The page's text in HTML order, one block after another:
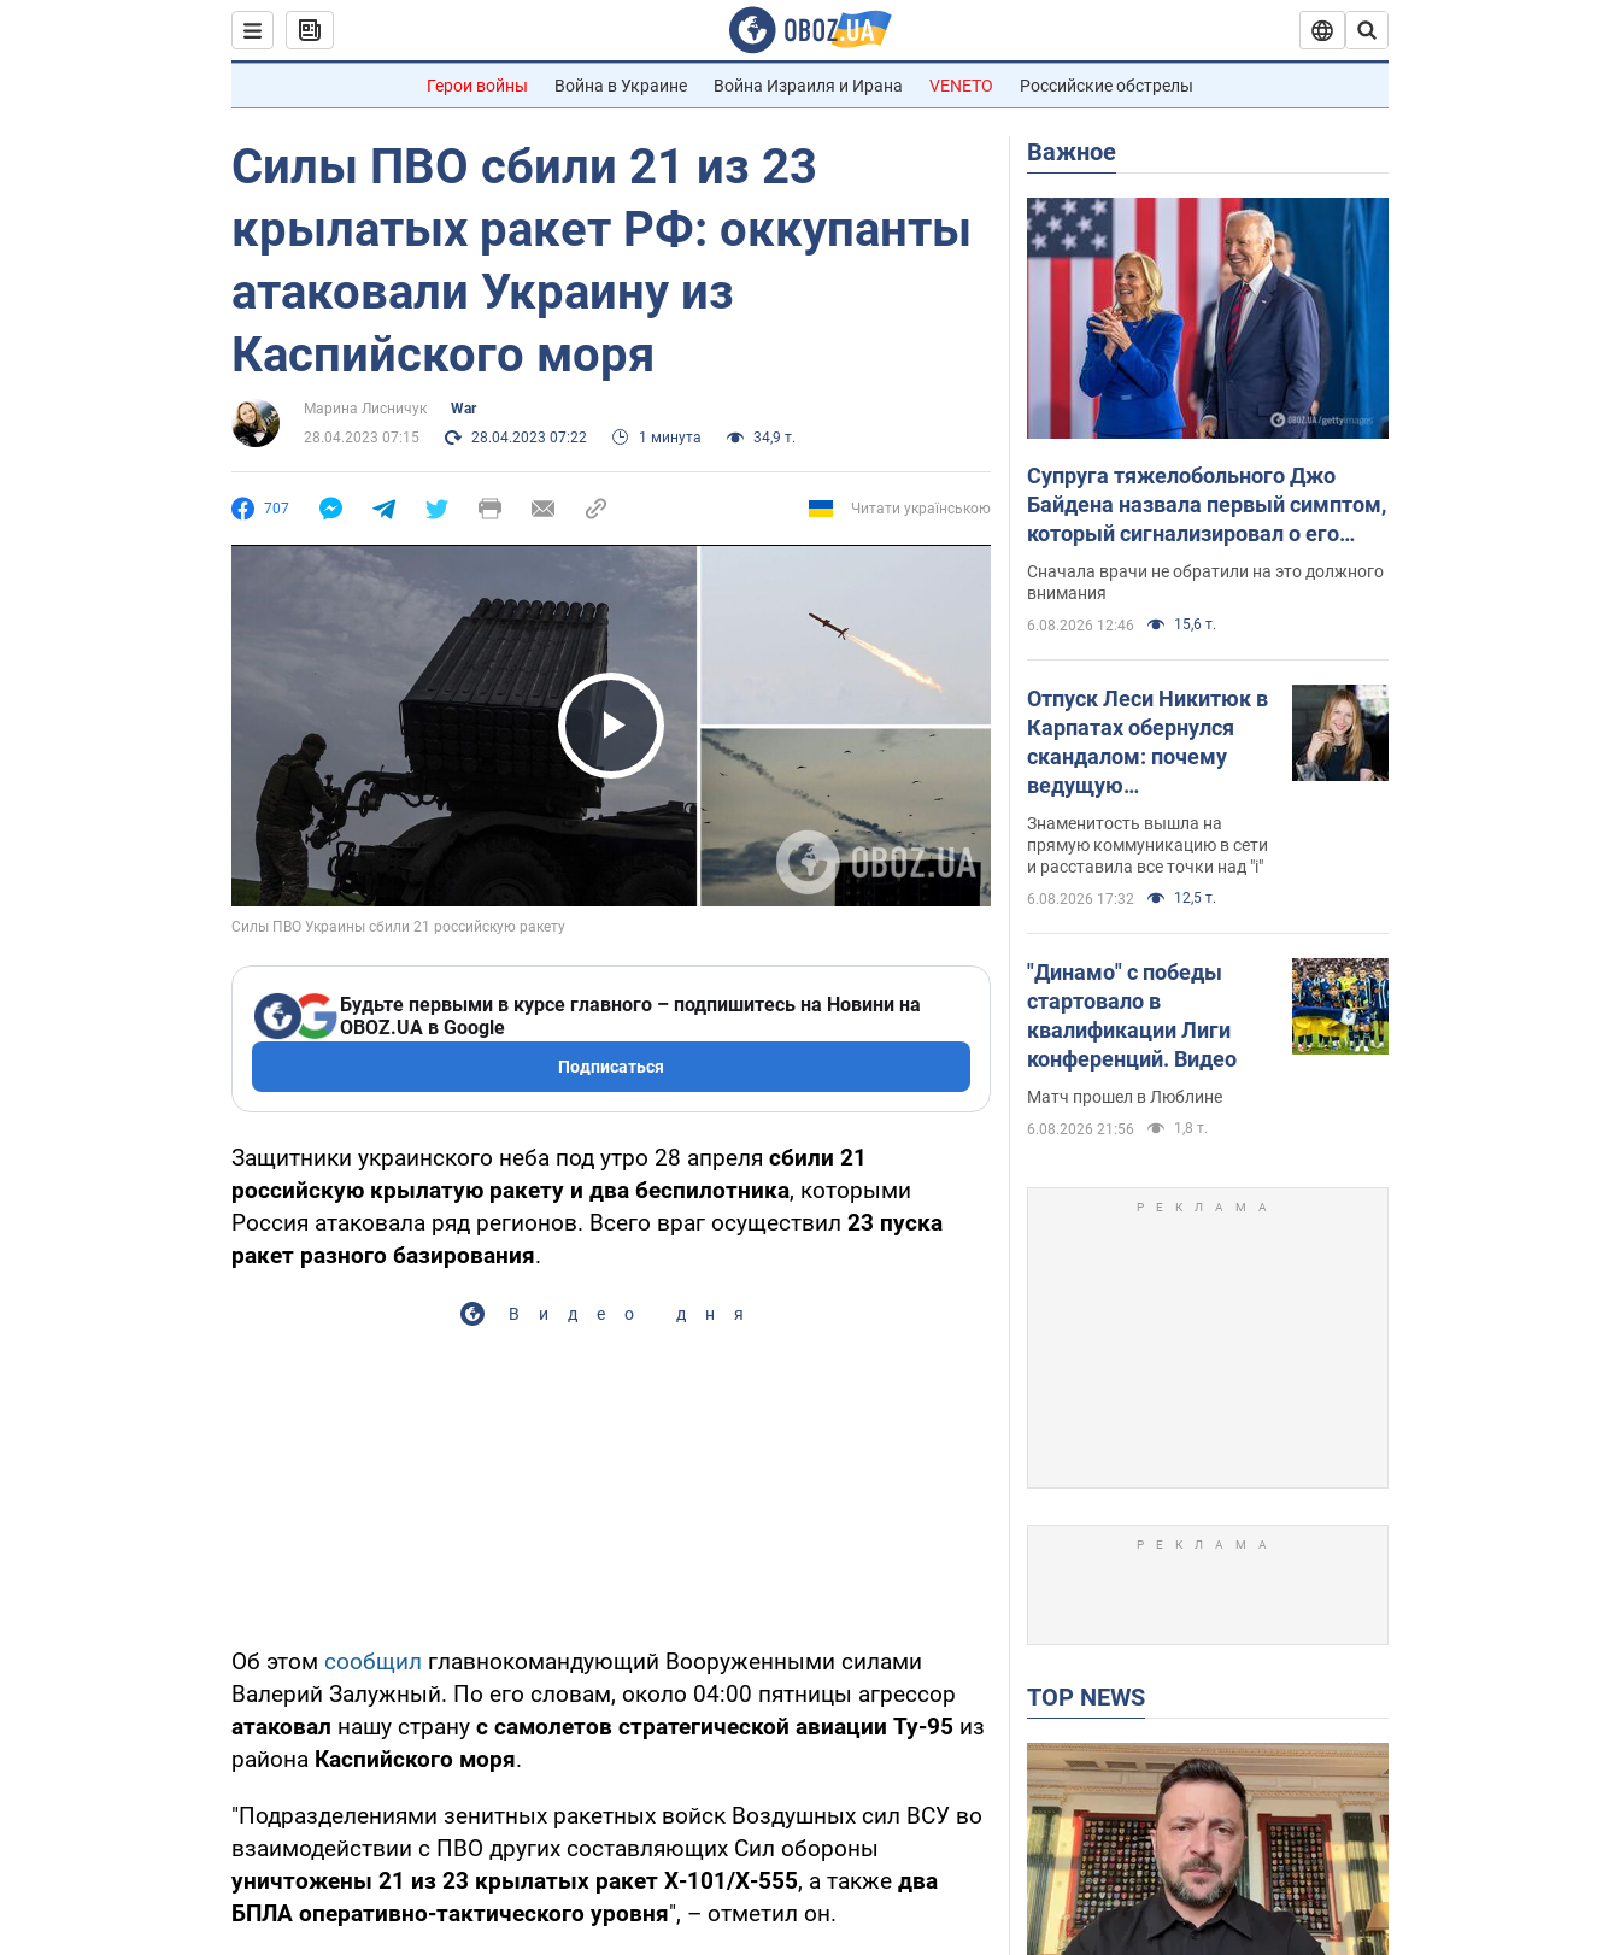
Герои войны Война в Украине Война Израиля и Ирана VENETO Российские обстрелы
Силы ПВО сбили 21 из 23
крылатых ракет РФ: оккупанты
атаковали Украину из
Каспийского моря
Марина Лисничук
War
28.04.2023 07:15
28.04.2023 07:22 1 минута 34,9 т.
707 Читати українською
Play Video
Будьте первыми в курсе главного – подпишитесь на Новини на
OBOZ.UA в Google
Подписаться
Защитники украинского неба под утро 28 апреля сбили 21
российскую крылатую ракету и два беспилотника, которыми
Россия атаковала ряд регионов. Всего враг осуществил 23 пуска
ракет разного базирования.
Видео дня
Об этом сообщил главнокомандующий Вооруженными силами
Валерий Залужный. По его словам, около 04:00 пятницы агрессор
атаковал нашу страну с самолетов стратегической авиации Ту-95 из
района Каспийского моря.
"Подразделениями зенитных ракетных войск Воздушных сил ВСУ во
взаимодействии с ПВО других составляющих Сил обороны
уничтожены 21 из 23 крылатых ракет Х-101/Х-555, а также два
БПЛА оперативно-тактического уровня", – отметил он.
Важное
Супруга тяжелобольного Джо
Байдена назвала первый симптом,
который сигнализировал о его
"агрессивном" раке
Сначала врачи не обратили на это должного
внимания
6.08.2026 12:46 15,6 т.
Отпуск Леси Никитюк в
Карпатах обернулся
скандалом: почему
ведущую
несправедливо
захейтили
Знаменитость вышла на
прямую коммуникацию в сети
и расставила все точки над "i"
6.08.2026 17:32 12,5 т.
"Динамо" с победы
стартовало в
квалификации Лиги
конференций. Видео
Матч прошел в Люблине
6.08.2026 21:56 1,8 т.
TOP NEWS